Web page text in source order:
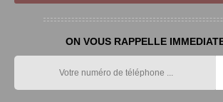
ON VOUS RAPPELLE